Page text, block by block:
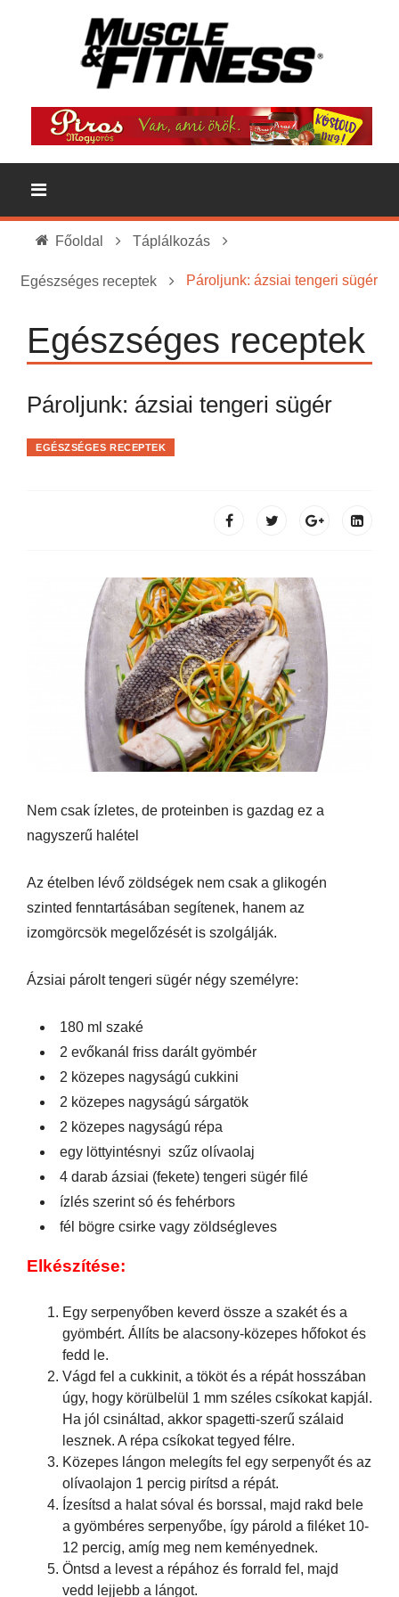
Főoldal Táplálkozás
Egészséges receptek Pároljunk: ázsiai tengeri sügér
Egészséges receptek
Pároljunk: ázsiai tengeri sügér
EGÉSZSÉGES RECEPTEK
Nem csak ízletes, de proteinben is gazdag ez a
nagyszerű halétel
Az ételben lévő zöldségek nem csak a glikogén
szinted fenntartásában segítenek, hanem az
izomgörcsök megelőzését is szolgálják.
Ázsiai párolt tengeri sügér négy személyre:
180 ml szaké
2 evőkanál friss darált gyömbér
2 közepes nagyságú cukkini
2 közepes nagyságú sárgatök
2 közepes nagyságú répa
egy löttyintésnyi szűz olívaolaj
4 darab ázsiai (fekete) tengeri sügér filé
ízlés szerint só és fehérbors
fél bögre csirke vagy zöldségleves
Elkészítése:
Egy serpenyőben keverd össze a szakét és a
gyömbért. Állíts be alacsony-közepes hőfokot és
fedd le.
Vágd fel a cukkinit, a tököt és a répát hosszában
úgy, hogy körülbelül 1 mm széles csíkokat kapjál.
Ha jól csináltad, akkor spagetti-szerű szálaid
lesznek. A répa csíkokat tegyed félre.
Közepes lángon melegíts fel egy serpenyőt és az
olívaolajon 1 percig pirítsd a répát.
Ízesítsd a halat sóval és borssal, majd rakd bele
a gyömbéres serpenyőbe, így párold a filéket 10-
12 percig, amíg meg nem keményednek.
Öntsd a levest a répához és forrald fel, majd
vedd lejjebb a lángot.